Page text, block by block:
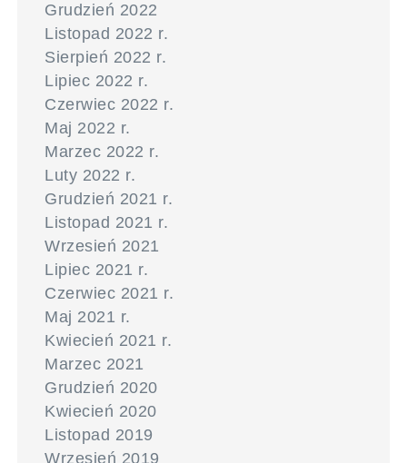
Grudzień 2022
Listopad 2022 r.
Sierpień 2022 r.
Lipiec 2022 r.
Czerwiec 2022 r.
Maj 2022 r.
Marzec 2022 r.
Luty 2022 r.
Grudzień 2021 r.
Listopad 2021 r.
Wrzesień 2021
Lipiec 2021 r.
Czerwiec 2021 r.
Maj 2021 r.
Kwiecień 2021 r.
Marzec 2021
Grudzień 2020
Kwiecień 2020
Listopad 2019
Wrzesień 2019